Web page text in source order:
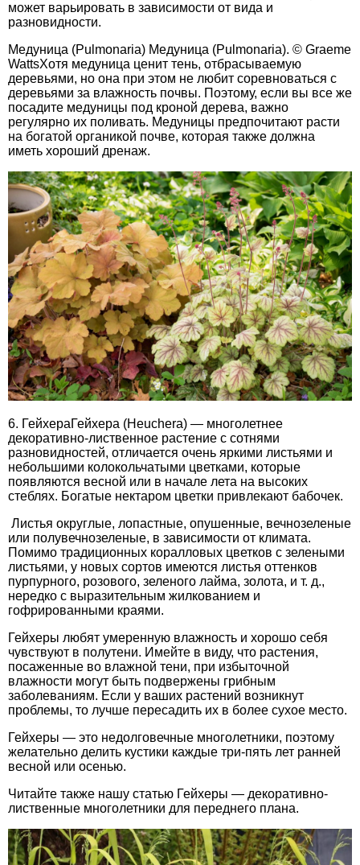
может варьировать в зависимости от вида и
разновидности.
Медуница (Pulmonaria) Медуница (Pulmonaria). © Graeme
WattsХотя медуница ценит тень, отбрасываемую
деревьями, но она при этом не любит соревноваться с
деревьями за влажность почвы. Поэтому, если вы все же
посадите медуницы под кроной дерева, важно
регулярно их поливать. Медуницы предпочитают расти
на богатой органикой почве, которая также должна
иметь хороший дренаж.
6. ГейхераГейхера (Heuchera) — многолетнее
декоративно-лиственное растение с сотнями
разновидностей, отличается очень яркими листьями и
небольшими колокольчатыми цветками, которые
появляются весной или в начале лета на высоких
стеблях. Богатые нектаром цветки привлекают бабочек.
Листья округлые, лопастные, опушенные, вечнозеленые
или полувечнозеленые, в зависимости от климата.
Помимо традиционных коралловых цветков с зелеными
листьями, у новых сортов имеются листья оттенков
пурпурного, розового, зеленого лайма, золота, и т. д.,
нередко с выразительным жилкованием и
гофрированными краями.
Гейхеры любят умеренную влажность и хорошо себя
чувствуют в полутени. Имейте в виду, что растения,
посаженные во влажной тени, при избыточной
влажности могут быть подвержены грибным
заболеваниям. Если у ваших растений возникнут
проблемы, то лучше пересадить их в более сухое место.
Гейхеры — это недолговечные многолетники, поэтому
желательно делить кустики каждые три-пять лет ранней
весной или осенью.
Читайте также нашу статью Гейхеры — декоративно-
лиственные многолетники для переднего плана.